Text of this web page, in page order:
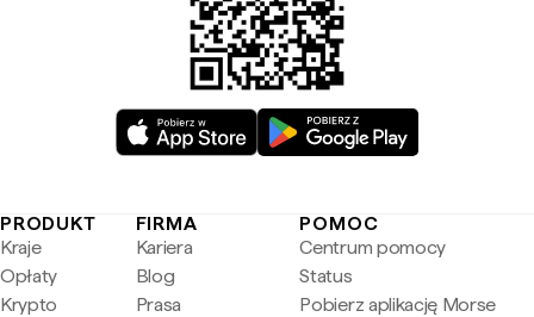
PRODUKT
Kraje
Opłaty
Krypto
FIRMA
Kariera
Blog
Prasa
POMOC
Centrum pomocy
Status
Pobierz aplikację Morse